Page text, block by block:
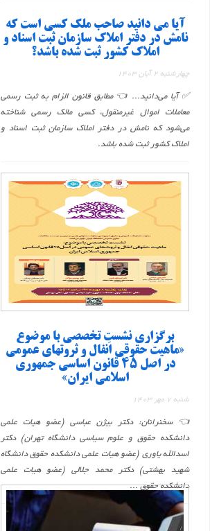
آیا می دانید صاحب ملک کسی است که
نامش در دفتر املاک سازمان ثبت اسناد و
املاک کشور ثبت شده باشد؟
چهارشنبه 2 آبان 1403
✅ آیا می‌دانید... 👈 مطابق قانون الزام به ثبت رسمی
معاملات اموال غیرمنقول، کسی مالک رسمی شناخته
می‌شود که نامش در دفتر املاک سازمان ثبت اسناد و
املاک کشور ثبت شده باشد.
برگزاری نشست تخصصی با موضوع
«ماهیت حقوقی اَنفال و ثروتهای عمومی
در اصل ۴۵ قانون اساسی جمهوری
اسلامی ایران»
شنبه 7 مهر 1403
👈 سخنرانان: دکتر بیژن عباسی (عضو هیات علمی
دانشکده حقوق و علوم سیاسی دانشگاه تهران) دکتر
اسدالله یاوری (عضو هیات علمی دانشکده حقوق دانشگاه
شهید بهشتی) دکتر محمد جلالی (عضو هیات علمی
دانشکده حقوق ...